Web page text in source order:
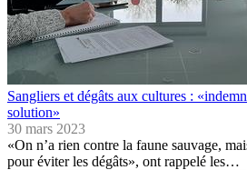
Sangliers et dégâts aux cultures :
solution»
30 mars 2023
«On n’a rien contre la faune sauvage,
pour éviter les dégâts», ont rappelé les…